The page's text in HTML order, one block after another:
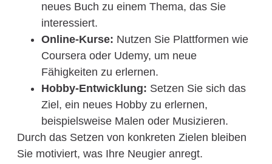
neues Buch zu einem Thema, das Sie
interessiert.
Online-Kurse: Nutzen Sie Plattformen wie
Coursera oder Udemy, um neue
Fähigkeiten zu erlernen.
Hobby-Entwicklung: Setzen Sie sich das
Ziel, ein neues Hobby zu erlernen,
beispielsweise Malen oder Musizieren.
Durch das Setzen von konkreten Zielen bleiben
Sie motiviert, was Ihre Neugier anregt.